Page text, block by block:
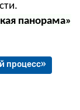
процесс»
панорама»